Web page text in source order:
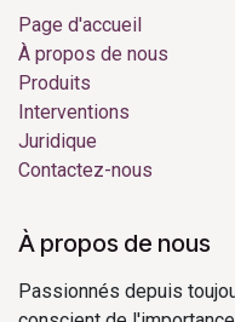
Page d'accueil
À propos de nous
Produits
Interventions
Juridique
Contactez-nous
À propos de nous
Passionnés depuis